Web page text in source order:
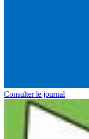
Consulter le journal